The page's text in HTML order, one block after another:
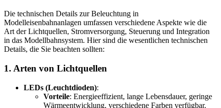
Die technischen Details zur Beleuchtung in
Modelleisenbahnanlagen umfassen verschiedene Aspekte wie die
Art der Lichtquellen, Stromversorgung, Steuerung und Integration
in das Modellbahnsystem. Hier sind die wesentlichen technischen
Details, die Sie beachten sollten:
1. Arten von Lichtquellen
LEDs (Leuchtdioden):
Vorteile: Energieeffizient, lange Lebensdauer, geringe
Wärmeentwicklung, verschiedene Farben verfügbar.